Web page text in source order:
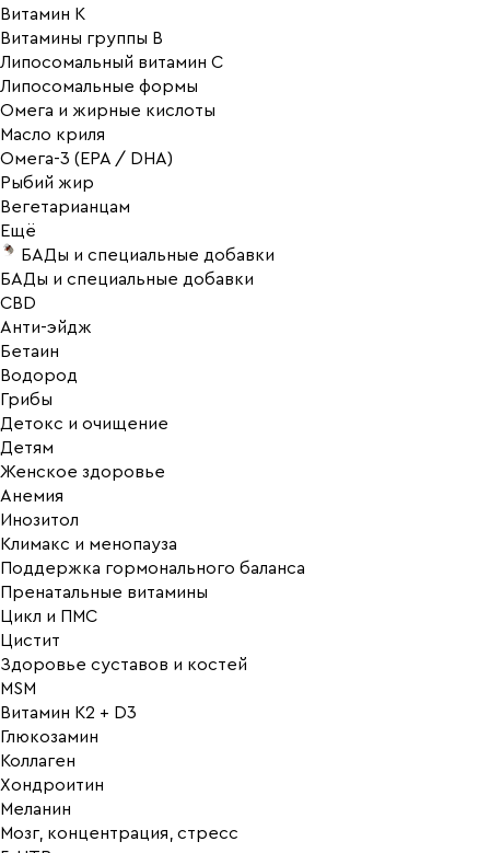
Витамин K
Витамины группы B
Липосомальный витамин C
Липосомальные формы
Омега и жирные кислоты
Масло криля
Омега-3 (EPA / DHA)
Рыбий жир
Вегетарианцам
Ещё
БАДы и специальные добавки
БАДы и специальные добавки
CBD
Анти-эйдж
Бетаин
Водород
Грибы
Детокс и очищение
Детям
Женское здоровье
Анемия
Инозитол
Климакс и менопауза
Поддержка гормонального баланса
Пренатальные витамины
Цикл и ПМС
Цистит
Здоровье суставов и костей
MSM
Витамин K2 + D3
Глюкозамин
Коллаген
Хондроитин
Меланин
Мозг, концентрация, стресс